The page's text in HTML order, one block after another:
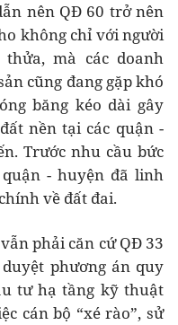
nên QĐ 60 trở nên
không chỉ với người
mà các doanh
cũng đang gặp khó
băng kéo dài gây
nền tại các quận -
Trước nhu cầu bức
- huyện đã linh
về đất đai.
phải căn cứ QĐ 33
phương án quy
tư hạ tầng kỹ thuật
cán bộ “xé rào”, sử